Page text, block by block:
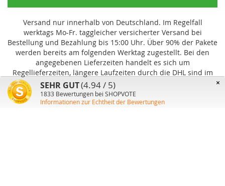
Versand nur innerhalb von Deutschland. Im Regelfall
werktags Mo-Fr. taggleicher versicherter Versand bei
Bestellung und Bezahlung bis 15:00 Uhr. Über 90% der Pakete
werden bereits am folgenden Werktag zugestellt. Bei den
angegebenen Lieferzeiten handelt es sich um
Regellieferzeiten, längere Laufzeiten durch die DHL sind im
Einzelfall möglich und können von uns nicht beeinflusst
werden.
×
SEHR GUT(4.94 / 5)
1833 Bewertungen bei SHOPVOTE
Informationen zur Echtheit der Bewertungen